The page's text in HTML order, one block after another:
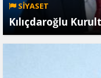
SİYASET
Kılıçdaroğlu